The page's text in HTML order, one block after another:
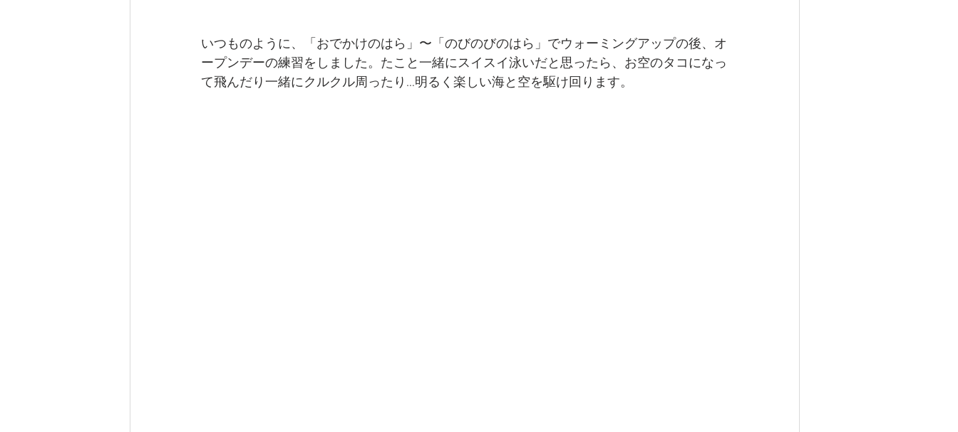
いつものように、「おでかけのはら」〜「のびのびのはら」でウォーミングアップの後、オ
ープンデーの練習をしました。たこと一緒にスイスイ泳いだと思ったら、お空のタコになっ
て飛んだり一緒にクルクル周ったり…明るく楽しい海と空を駆け回ります。